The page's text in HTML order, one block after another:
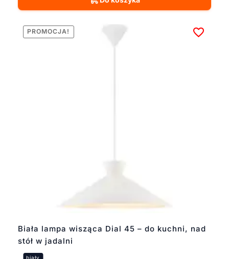
Biała lampa wisząca Dial 45 – do kuchni, nad
stół w jadalni
PROMOCJA!